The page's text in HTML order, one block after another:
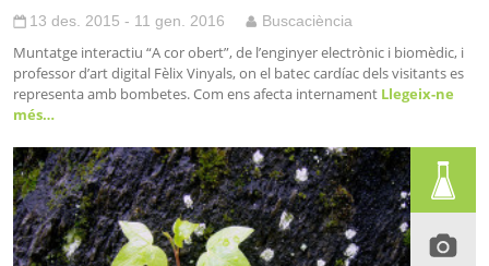
13 des. 2015 - 11 gen. 2016 Buscaciència
Muntatge interactiu “A cor obert”, de l’enginyer electrònic i biomèdic, i
professor d’art digital Fèlix Vinyals, on el batec cardíac dels visitants es
representa amb bombetes. Com ens afecta internament Llegeix-ne
més…